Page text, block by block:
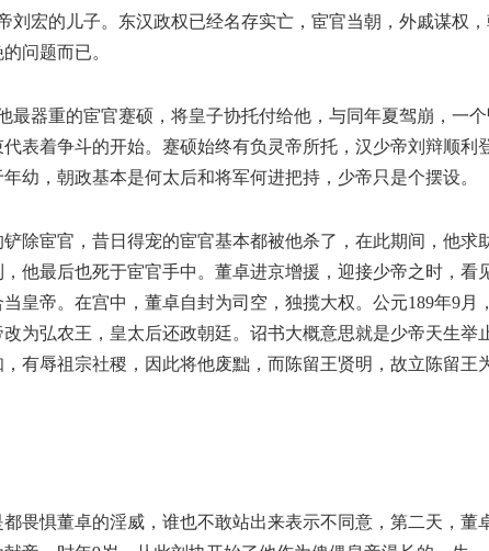
刘宏的儿子。东汉政权已经名存实亡，宦官当朝，外戚谋权，
问题而已。
最器重的宦官蹇硕，将皇子协托付给他，与同年夏驾崩，一
表着争斗的开始。蹇硕始终有负灵帝所托，汉少帝刘辩顺利
幼，朝政基本是何太后和将军何进把持，少帝只是个摆设。
除宦官，昔日得宠的宦官基本都被他杀了，在此期间，他求
他最后也死于宦官手中。董卓进京增援，迎接少帝之时，看
皇帝。在宫中，董卓自封为司空，独揽大权。公元189年9月，
为弘农王，皇太后还政朝廷。诏书大概意思就是少帝天生举
有辱祖宗社稷，因此将他废黜，而陈留王贤明，故立陈留王
畏惧董卓的淫威，谁也不敢站出来表示不同意，第二天，董